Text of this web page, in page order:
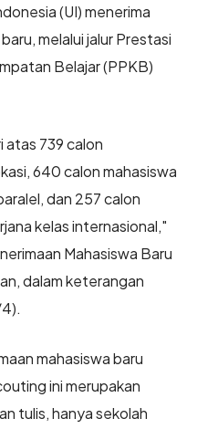
(UI) menerima
melalui jalur Prestasi
Belajar (PPKB)
atas 739 calon
640 calon mahasiswa
dan 257 calon
kelas internasional,"
Mahasiswa Baru
dalam keterangan
mahasiswa baru
ini merupakan
tulis, hanya sekolah